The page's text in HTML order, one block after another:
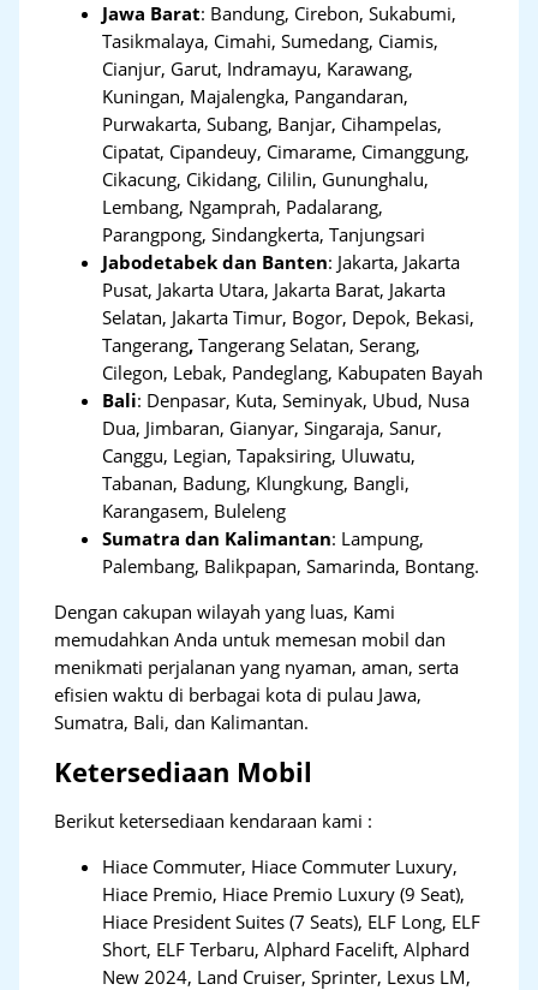
Jawa Barat: Bandung, Cirebon, Sukabumi,
Tasikmalaya, Cimahi, Sumedang, Ciamis,
Cianjur, Garut, Indramayu, Karawang,
Kuningan, Majalengka, Pangandaran,
Purwakarta, Subang, Banjar, Cihampelas,
Cipatat, Cipandeuy, Cimarame, Cimanggung,
Cikacung, Cikidang, Cililin, Gununghalu,
Lembang, Ngamprah, Padalarang,
Parangpong, Sindangkerta, Tanjungsari
Jabodetabek dan Banten: Jakarta, Jakarta
Pusat, Jakarta Utara, Jakarta Barat, Jakarta
Selatan, Jakarta Timur, Bogor, Depok, Bekasi,
Tangerang,Tangerang Selatan, Serang,
Cilegon, Lebak, Pandeglang, Kabupaten Bayah
Bali: Denpasar, Kuta, Seminyak, Ubud, Nusa
Dua, Jimbaran, Gianyar, Singaraja, Sanur,
Canggu, Legian, Tapaksiring, Uluwatu,
Tabanan, Badung, Klungkung, Bangli,
Karangasem, Buleleng
Sumatra dan Kalimantan: Lampung,
Palembang, Balikpapan, Samarinda, Bontang.
Dengan cakupan wilayah yang luas, Kami
memudahkan Anda untuk memesan mobil dan
menikmati perjalanan yang nyaman, aman, serta
efisien waktu di berbagai kota di pulau Jawa,
Sumatra, Bali, dan Kalimantan.
Ketersediaan Mobil
Berikut ketersediaan kendaraan kami :
Hiace Commuter, Hiace Commuter Luxury,
Hiace Premio, Hiace Premio Luxury (9 Seat),
Hiace President Suites (7 Seats), ELF Long, ELF
Short, ELF Terbaru, Alphard Facelift, Alphard
New 2024, Land Cruiser, Sprinter, Lexus LM,